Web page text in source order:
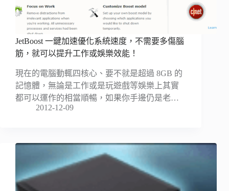
JetBoost 一鍵加速優化系統速度，不需要多傷腦
筋，就可以提升工作或娛樂效能！
現在的電腦動輒四核心、要不就是超過 8GB 的
記憶體，無論是工作或是玩遊戲等娛樂上其實
都可以運作的相當順暢，如果你手邊仍是老…
2012-12-09